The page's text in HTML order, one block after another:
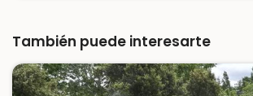
municipal, situado a la
Pallejà,…
También puede interesarte